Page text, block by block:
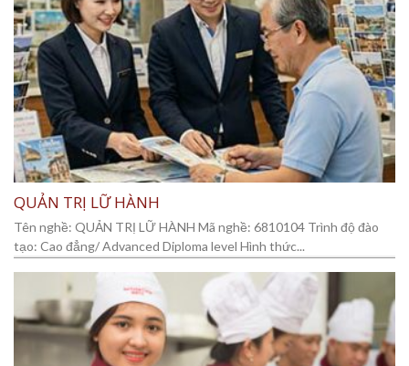
QUẢN TRỊ LỮ HÀNH
Tên nghề: QUẢN TRỊ LỮ HÀNH Mã nghề: 6810104 Trình độ đào
tạo: Cao đẳng/ Advanced Diploma level Hình thức...